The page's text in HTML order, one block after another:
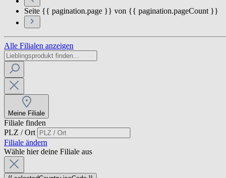
Seite {{ pagination.page }} von {{ pagination.pageCount }}
Alle Filialen anzeigen
Meine Filiale
Filiale finden
PLZ / Ort
Filiale ändern
Wähle hier deine Filiale aus